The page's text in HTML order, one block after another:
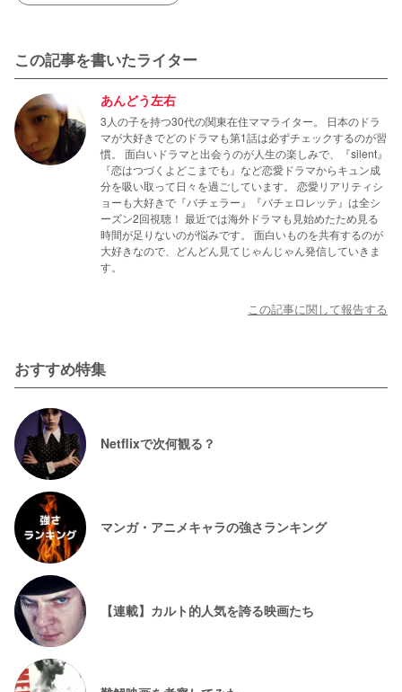
この記事を書いたライター
あんどう左右
3人の子を持つ30代の関東在住ママライター。 日本のドラ
マが大好きでどのドラマも第1話は必ずチェックするのが習
慣。 面白いドラマと出会うのが人生の楽しみで、『silent』
『恋はつづくよどこまでも』など恋愛ドラマからキュン成
分を吸い取って日々を過ごしています。 恋愛リアリティシ
ョーも大好きで『バチェラー』『バチェロレッテ』は全シ
ーズン2回視聴！ 最近では海外ドラマも見始めたため見る
時間が足りないのが悩みです。 面白いものを共有するのが
大好きなので、どんどん見てじゃんじゃん発信していきま
す。
この記事に関して報告する
おすすめ特集
Netflixで次何観る？
マンガ・アニメキャラの強さランキング
【連載】カルト的人気を誇る映画たち